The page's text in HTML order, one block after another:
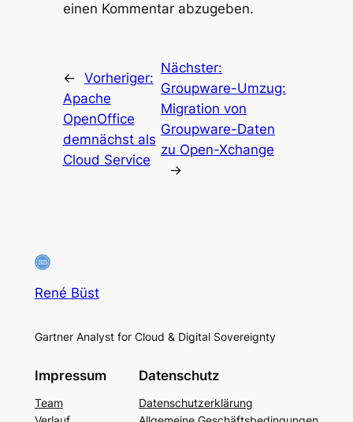
einen Kommentar abzugeben.
← Vorheriger:
Apache
OpenOffice
demnächst als
Cloud Service
Nächster:
Groupware-Umzug:
Migration von
Groupware-Daten
zu Open-Xchange
→
René Büst
Gartner Analyst for Cloud & Digital Sovereignty
Impressum
Team
Datenschutz
Datenschutzerklärung